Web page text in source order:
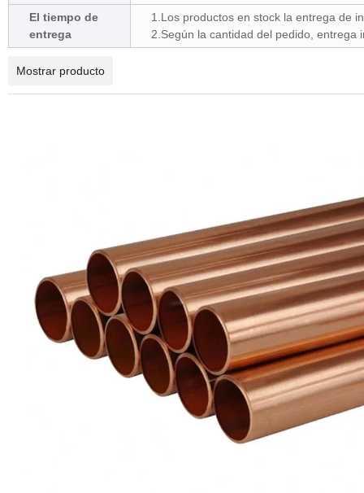
El tiempo de
entrega
1.Los productos en stock la entrega de
2.Según la cantidad del pedido, entrega
Mostrar producto